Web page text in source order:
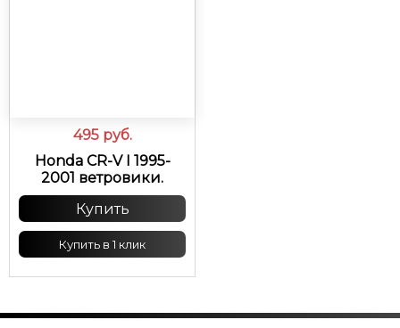
495 руб.
Honda CR-V I 1995-
2001 ветровики.
Купить
Купить в 1 клик